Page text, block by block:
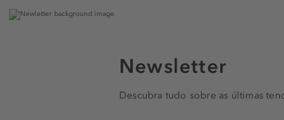
Newsletter
Descubra tudo sobre as últimas